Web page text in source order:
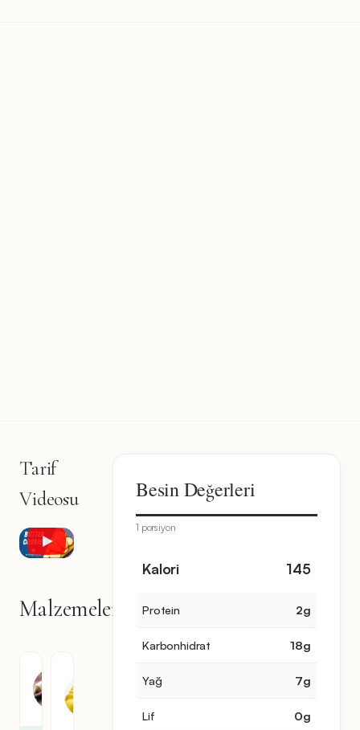
Tarif
Videosu
Malzemeler
Tereyağ
bardak
Besin Değerleri
1 porsiyon
Kalori 145
Protein 2g
Karbonhidrat 18g
Yağ 7g
Lif 0g